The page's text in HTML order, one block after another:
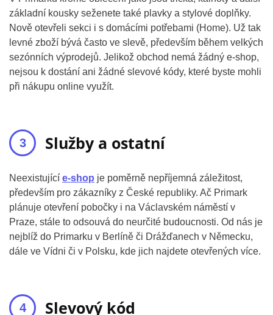
základní kousky seženete také plavky a stylové doplňky.
Nově otevřeli sekci i s domácími potřebami (Home). Už tak
levné zboží bývá často ve slevě, především během velkých
sezónních výprodejů. Jelikož obchod nemá žádný e-shop,
nejsou k dostání ani žádné slevové kódy, které byste mohli
při nákupu online využít.
Služby a ostatní
Neexistující e-shop je poměrně nepříjemná záležitost,
především pro zákazníky z České republiky. Ač Primark
plánuje otevření pobočky i na Václavském náměstí v
Praze, stále to odsouvá do neurčité budoucnosti. Od nás je
nejblíž do Primarku v Berlíně či Drážďanech v Německu,
dále ve Vídni či v Polsku, kde jich najdete otevřených více.
Slevový kód